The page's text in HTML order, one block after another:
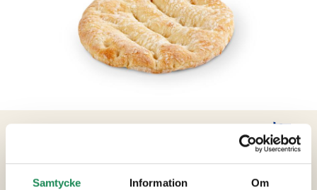
Samtycke Information Om
Ingredienser